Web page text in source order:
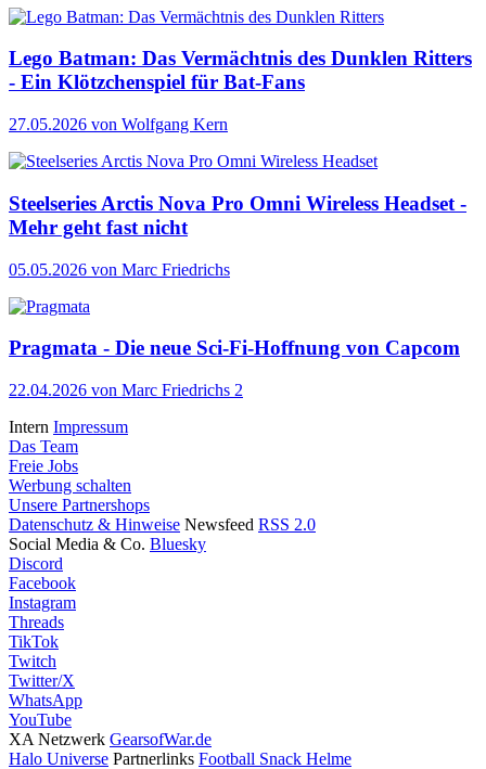
Lego Batman: Das Vermächtnis des Dunklen Ritters
- Ein Klötzchenspiel für Bat-Fans
27.05.2026 von Wolfgang Kern
Steelseries Arctis Nova Pro Omni Wireless Headset -
Mehr geht fast nicht
05.05.2026 von Marc Friedrichs
Pragmata - Die neue Sci-Fi-Hoffnung von Capcom
22.04.2026 von Marc Friedrichs 2
Intern Impressum
Das Team
Freie Jobs
Werbung schalten
Unsere Partnershops
Datenschutz & Hinweise Newsfeed RSS 2.0
Social Media & Co. Bluesky
Discord
Facebook
Instagram
Threads
TikTok
Twitch
Twitter/X
WhatsApp
YouTube
XA Netzwerk GearsofWar.de
Halo Universe Partnerlinks Football Snack Helme